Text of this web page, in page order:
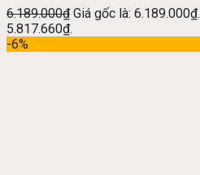
6.189.000₫ Giá gốc là: 6.189.000₫.
5.817.660₫.
-6%